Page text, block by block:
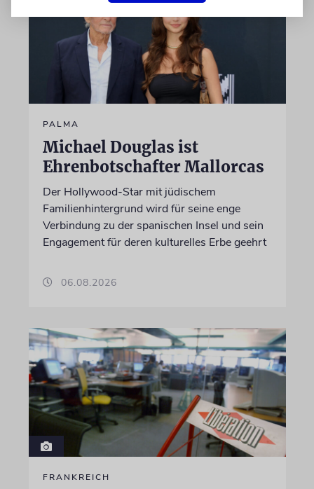
PALMA
Michael Douglas ist
Ehrenbotschafter Mallorcas
Der Hollywood-Star mit jüdischem
Familienhintergrund wird für seine enge
Verbindung zu der spanischen Insel und sein
Engagement für deren kulturelles Erbe geehrt
06.08.2026
FRANKREICH